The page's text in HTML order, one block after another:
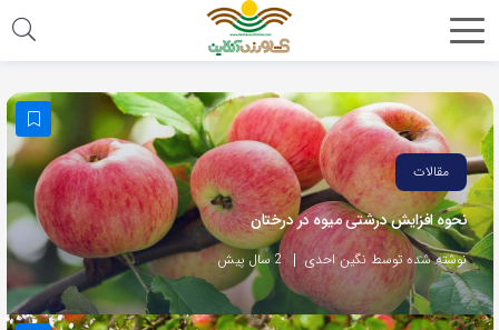
مقالات
نحوه افزایش درشتی میوه در درختان
نوشته شده توسط نگین احدی 2 سال پیش